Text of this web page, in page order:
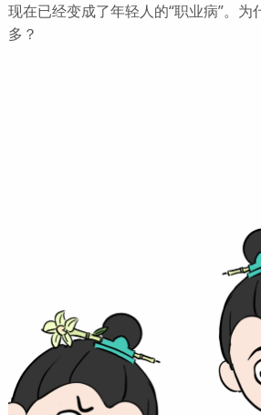
现在已经变成了年轻人的“职业病”。为
多？